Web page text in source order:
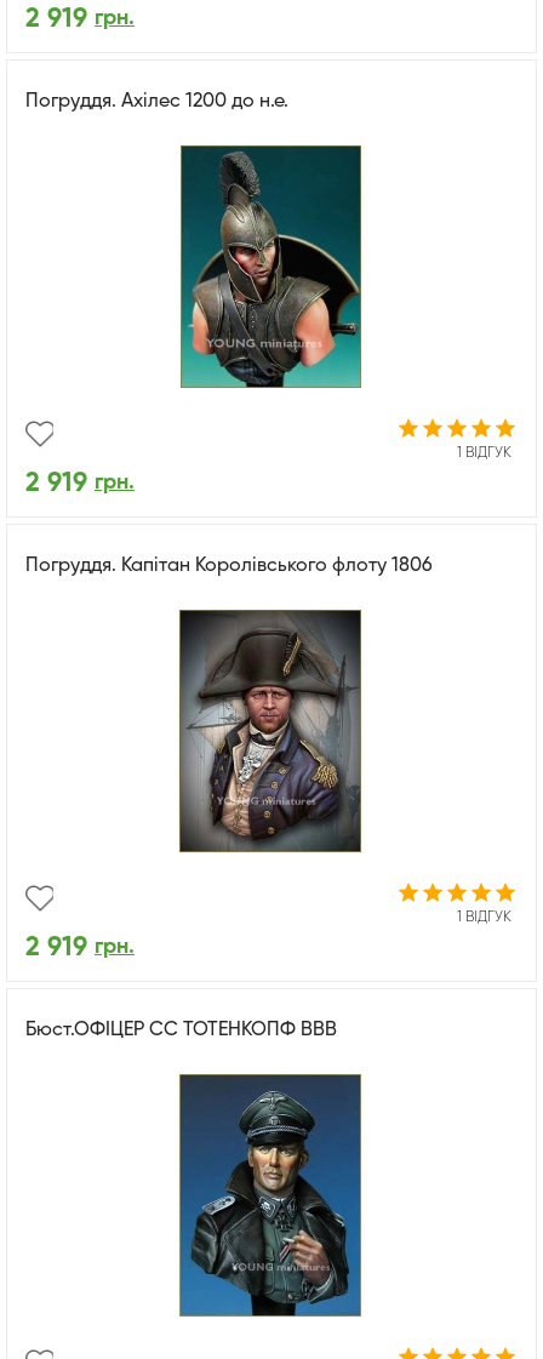
2 919 грн.
Погруддя. Ахілес 1200 до н.е.
1 ВІДГУК
2 919 грн.
Погруддя. Капітан Королівського флоту 1806
1 ВІДГУК
2 919 грн.
Бюст.ОФІЦЕР СС ТОТЕНКОПФ ВВВ